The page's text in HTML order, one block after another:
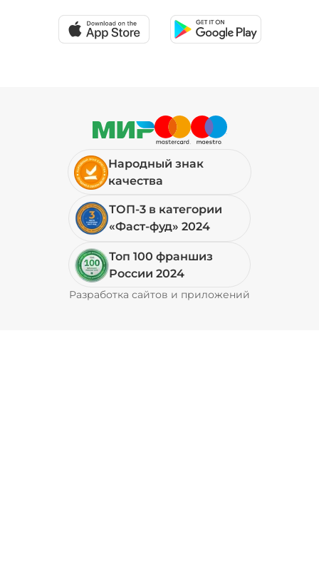
Народный знак
качества
ТОП-3 в категории
«Фаст-фуд» 2024
Топ 100 франшиз
России 2024
Разработка сайтов и приложений
Pyrobyte